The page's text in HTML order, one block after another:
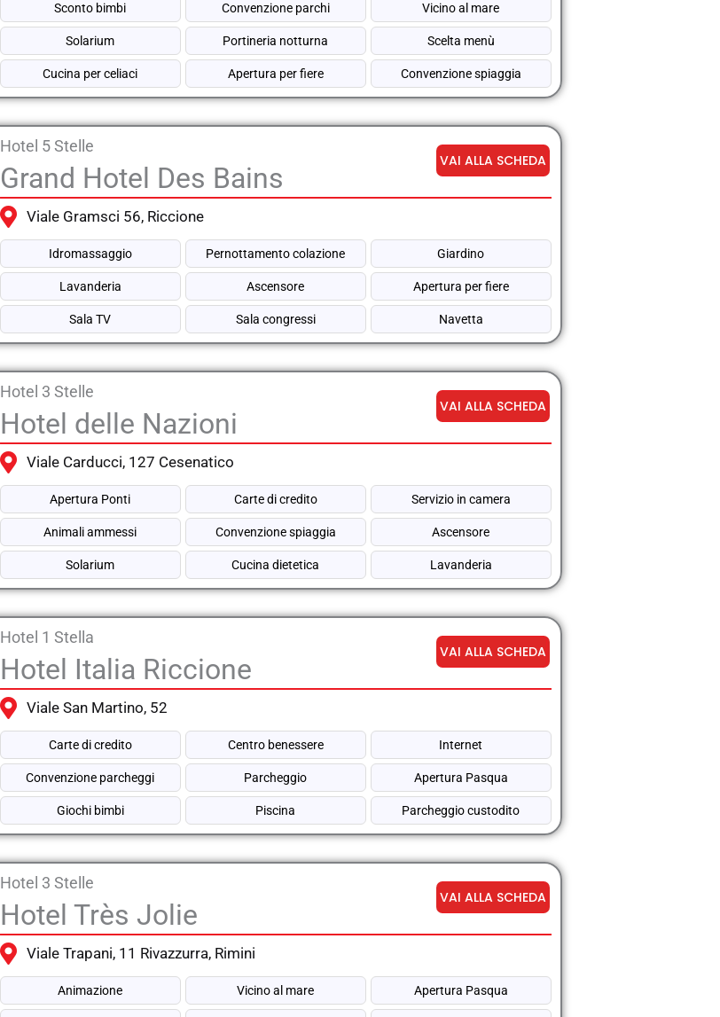
Sconto bimbi Convenzione parchi Vicino al mare
Solarium Portineria notturna Scelta menù
Cucina per celiaci Apertura per fiere Convenzione spiaggia
Hotel 5 Stelle
VAI ALLA SCHEDA
Grand Hotel Des Bains
Viale Gramsci 56, Riccione
Idromassaggio Pernottamento colazione Giardino
Lavanderia Ascensore Apertura per fiere
Sala TV Sala congressi Navetta
Hotel 3 Stelle
VAI ALLA SCHEDA
Hotel delle Nazioni
Viale Carducci, 127 Cesenatico
Apertura Ponti Carte di credito Servizio in camera
Animali ammessi Convenzione spiaggia Ascensore
Solarium Cucina dietetica Lavanderia
Hotel 1 Stella
VAI ALLA SCHEDA
Hotel Italia Riccione
Viale San Martino, 52
Carte di credito Centro benessere Internet
Convenzione parcheggi Parcheggio Apertura Pasqua
Giochi bimbi Piscina Parcheggio custodito
Hotel 3 Stelle
VAI ALLA SCHEDA
Hotel Très Jolie
Viale Trapani, 11 Rivazzurra, Rimini
Animazione Vicino al mare Apertura Pasqua